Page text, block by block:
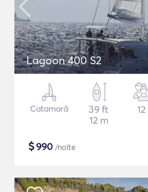
Lagoon 400 S2
Catamarã
39 ft
12 m
12
$990 /noite